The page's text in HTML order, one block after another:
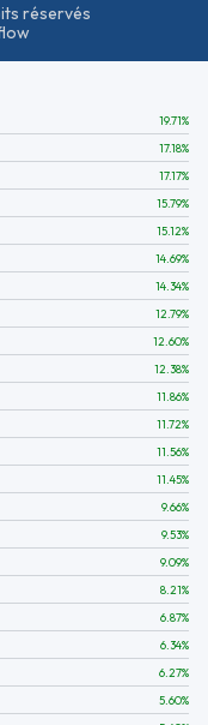
réservés
19.71%
17.18%
17.17%
15.79%
15.12%
14.69%
14.34%
12.79%
12.60%
12.38%
11.86%
11.72%
11.56%
11.45%
9.66%
9.53%
9.09%
8.21%
6.87%
6.34%
6.27%
5.60%